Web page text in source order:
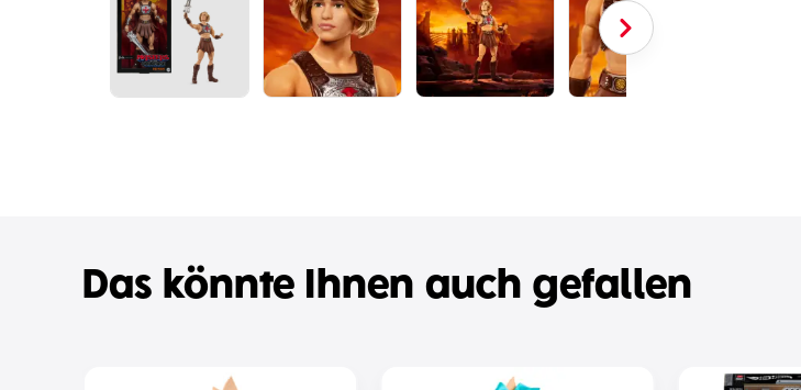
Das könnte Ihnen auch gefallen